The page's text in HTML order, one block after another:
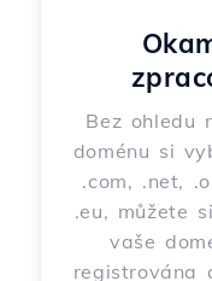
Bez ohledu
doménu si
.com, .net,
.eu, můžete
vaše
registrována